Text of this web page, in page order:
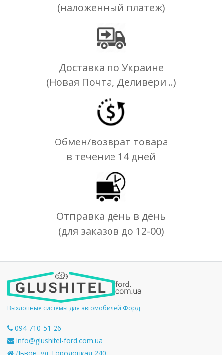
(наложенный платеж)
Доставка по Украине
(Новая Почта, Деливери...)
Обмен/возврат товара
в течение 14 дней
Отправка день в день
(для заказов до 12-00)
Выхлопные системы для автомобилей Форд
094 710-51-26
info@glushitel-ford.com.ua
Львов, ул. Городоцкая 240